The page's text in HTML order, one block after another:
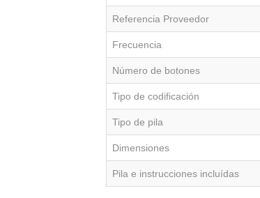
Referencia Proveedor
Frecuencia
Número de botones
Tipo de codificación
Tipo de pila
Dimensiones
Pila e instrucciones incluídas